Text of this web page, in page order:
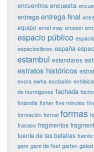
encuentros encuesta
entrega entrega final
equipo ernst may erosion
espacio público
espacioslibres españa
estambul estandares
estratos históricos
evora ewha exclusión
de hormigones fachada
finlandia fisher five minutes
formación formal formas
fracaso fragmentos
fuente de las batallas fuente:
gare gare de l'est garten